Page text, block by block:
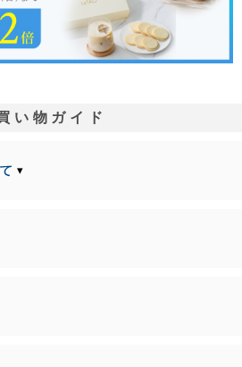
い物ガイド
▾